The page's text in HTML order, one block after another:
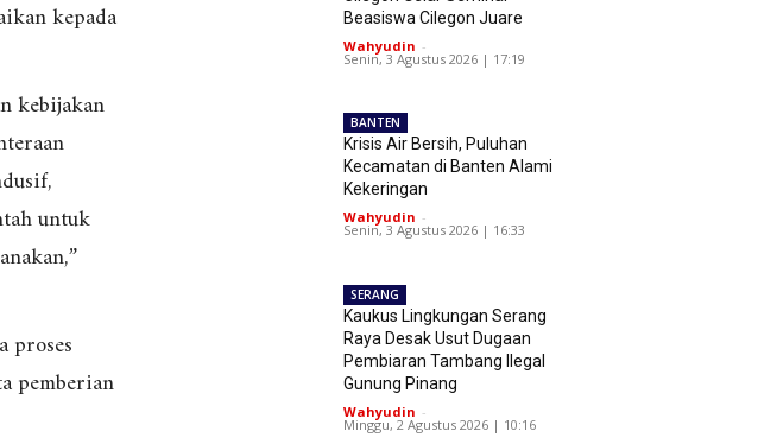
kepada
kebijakan
untuk
proses
pemberian
Beasiswa Cilegon Juare
Wahyudin -
Senin, 3 Agustus 2026 | 17:19
BANTEN
Krisis Air Bersih, Puluhan
Kecamatan di Banten Alami
Kekeringan
Wahyudin -
Senin, 3 Agustus 2026 | 16:33
SERANG
Kaukus Lingkungan Serang
Raya Desak Usut Dugaan
Pembiaran Tambang Ilegal
Gunung Pinang
Wahyudin -
Minggu, 2 Agustus 2026 | 10:16